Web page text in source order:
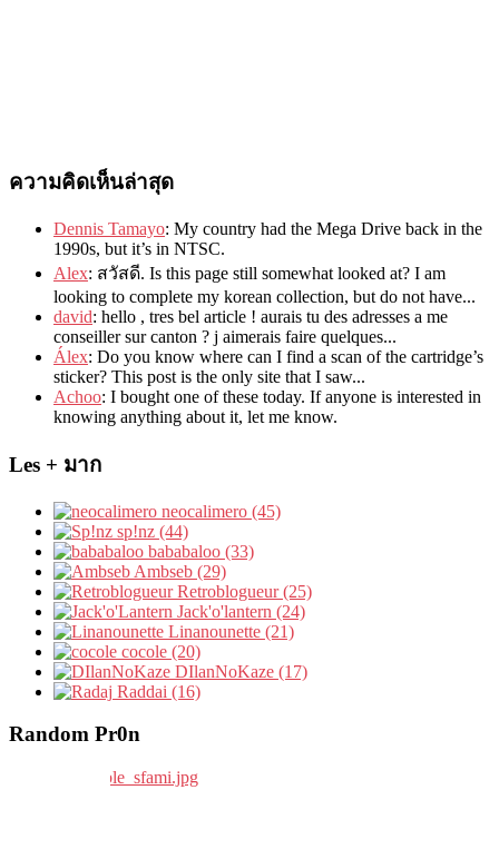
ความคิดเห็นล่าสุด
Dennis Tamayo: My country had the Mega Drive back in the
1990s, but it’s in NTSC.
Alex: สวัสดี. Is this page still somewhat looked at? I am
looking to complete my korean collection, but do not have...
david: hello , tres bel article ! aurais tu des adresses a me
conseiller sur canton ? j aimerais faire quelques...
Álex: Do you know where can I find a scan of the cartridge’s
sticker? This post is the only site that I saw...
Achoo: I bought one of these today. If anyone is interested in
knowing anything about it, let me know.
Les + มาก
neocalimero (45)
sp!nz (44)
bababaloo (33)
Ambseb (29)
Retroblogueur (25)
Jack'o'lantern (24)
Linanounette (21)
cocole (20)
DIlanNoKaze (17)
Raddai (16)
Random Pr0n